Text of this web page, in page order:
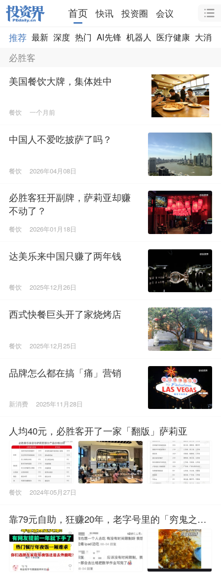
首页 快讯 投资圈
会议
推荐 最新 深度 热门 AI先锋 机器人 医疗健康 大消费
必胜客
美国餐饮大牌，集体姓中
餐饮 一个月前
中国人不爱吃披萨了吗？
餐饮 2026年04月08日
必胜客狂开副牌，萨莉亚却赚
不动了？
餐饮 2026年01月18日
达美乐来中国只赚了两年钱
餐饮 2025年12月26日
西式快餐巨头开了家烧烤店
餐饮 2025年12月25日
品牌怎么都在搞「痛」营销
新消费 2025年11月28日
人均40元，必胜客开了一家「翻版」萨莉亚
餐饮 2024年05月27日
靠79元自助，狂赚20年，老字号里的「穷鬼之
光」，打趴必胜客